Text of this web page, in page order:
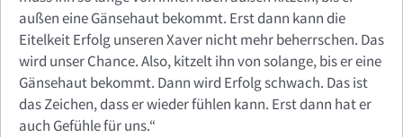
außen eine Gänsehaut bekommt. Erst dann kann die
Eitelkeit Erfolg unseren Xaver nicht mehr beherrschen. Das
wird unser Chance. Also, kitzelt ihn von solange, bis er eine
Gänsehaut bekommt. Dann wird Erfolg schwach. Das ist
das Zeichen, dass er wieder fühlen kann. Erst dann hat er
auch Gefühle für uns.“